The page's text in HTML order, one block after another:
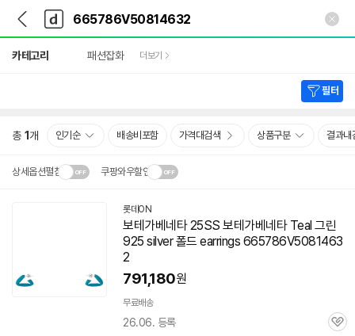
다
나
와
가
기
다
와
메
인
카테고리 패션잡화 더보기
필터
총 1 개 인기순 배송비포함 가격대검색 상품구분 결과내
상세옵션펼침 쿠팡와우할인
배송·설치비가 달라집니다.닫
기
롯데ON
보테가베네타 25SS 보테가베네타 Teal 그린
925 silver 폴드 earrings 665786V5081463
2
791,180원
무료배송
26.06. 등록
관